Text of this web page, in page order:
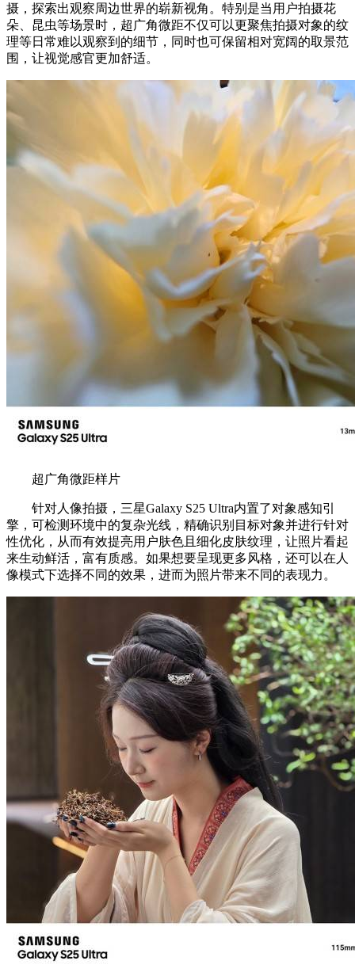
摄，探索出观察周边世界的崭新视角。特别是当用户拍摄花
朵、昆虫等场景时，超广角微距不仅可以更聚焦拍摄对象的纹
理等日常难以观察到的细节，同时也可保留相对宽阔的取景范
围，让视觉感官更加舒适。
超广角微距样片
针对人像拍摄，三星Galaxy S25 Ultra内置了对象感知引
擎，可检测环境中的复杂光线，精确识别目标对象并进行针对
性优化，从而有效提亮用户肤色且细化皮肤纹理，让照片看起
来生动鲜活，富有质感。如果想要呈现更多风格，还可以在人
像模式下选择不同的效果，进而为照片带来不同的表现力。